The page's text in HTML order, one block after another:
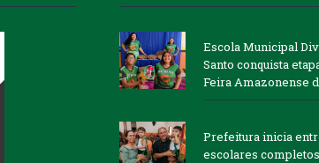
Escola Municipal
Santo conquista
Feira Amazonense
Prefeitura inicia
escolares